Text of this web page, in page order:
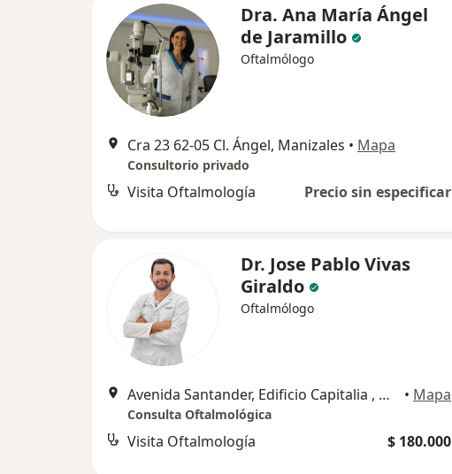
Dra. Ana María Ángel
de Jaramillo
Oftalmólogo
Cra 23 62-05 Cl. Ángel, Manizales • Mapa
Consultorio privado
Visita Oftalmología Precio sin especificar
Dr. Jose Pablo Vivas
Giraldo
Oftalmólogo
Avenida Santander, Edificio Capitalia , Manizales • Mapa
Consulta Oftalmológica
Visita Oftalmología $ 180.000